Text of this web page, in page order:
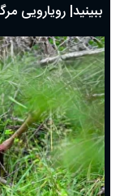
ببینید| رویارویی